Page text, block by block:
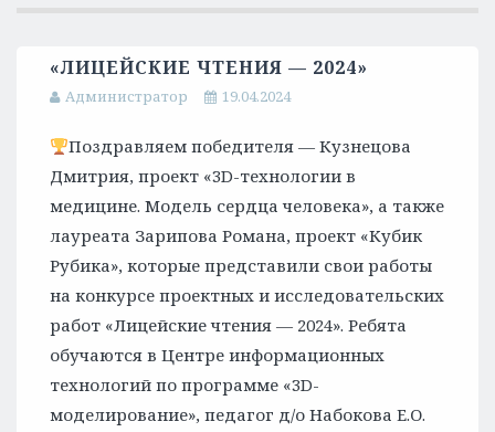
«ЛИЦЕЙСКИЕ ЧТЕНИЯ — 2024»
Администратор 19.04.2024
Поздравляем победителя — Кузнецова
Дмитрия, проект «3D-технологии в
медицине. Модель сердца человека», а также
лауреата Зарипова Романа, проект «Кубик
Рубика», которые представили свои работы
на конкурсе проектных и исследовательских
работ «Лицейские чтения — 2024». Ребята
обучаются в Центре информационных
технологий по программе «3D-
моделирование», педагог д/о Набокова Е.О.